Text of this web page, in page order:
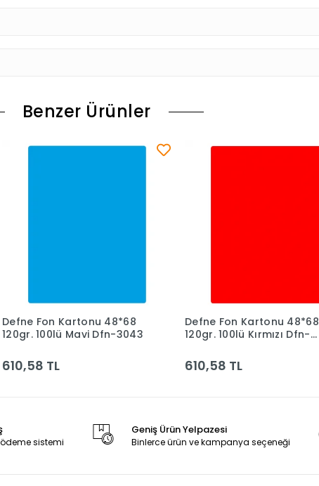
Benzer Ürünler
Sepete Ekle
Defne Fon Kartonu 48*68
120gr. 100lü Mavi Dfn-3043
610,58 TL
Sepete Ekle
Defne Fon Kartonu 48*68
120gr. 100lü Kırmızı Dfn-
610,58 TL
sistemi
Geniş Ürün Yelpazesi
Binlerce ürün ve kampanya seçeneği